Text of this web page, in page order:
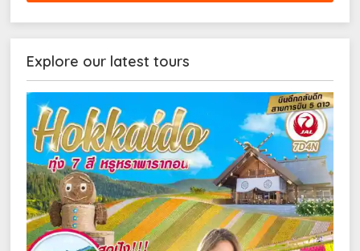
Explore our latest tours